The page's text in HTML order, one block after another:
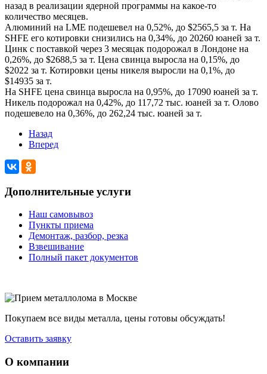
назад в реализации ядерной программы на какое-то
количество месяцев.
Алюминий на LME подешевел на 0,52%, до $2565,5 за т. На
SHFE его котировки снизились на 0,34%, до 20260 юаней за т.
Цинк с поставкой через 3 месяцак подорожал в Лондоне на
0,26%, до $2688,5 за т. Цена свинца выросла на 0,15%, до
$2022 за т. Котировки цены никеля выросли на 0,1%, до
$14935 за т.
На SHFE цена свинца выросла на 0,95%, до 17090 юаней за т.
Никель подорожал на 0,42%, до 117,72 тыс. юаней за т. Олово
подешевело на 0,36%, до 262,24 тыс. юаней за т.
Назад
Вперед
Дополнительные услуги
Наш самовывоз
Пункты приема
Демонтаж, разбор, резка
Взвешивание
Полный пакет документов
Покупаем все виды металла, цены готовы обсуждать!
Оставить заявку
О компании